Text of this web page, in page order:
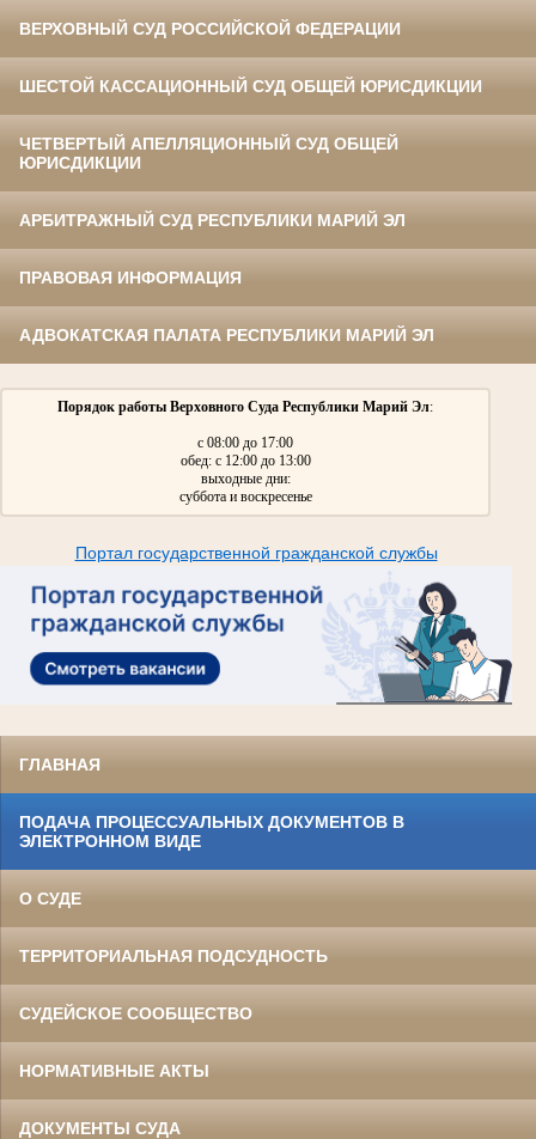
ВЕРХОВНЫЙ СУД РОССИЙСКОЙ ФЕДЕРАЦИИ
ШЕСТОЙ КАССАЦИОННЫЙ СУД ОБЩЕЙ ЮРИСДИКЦИИ
ЧЕТВЕРТЫЙ АПЕЛЛЯЦИОННЫЙ СУД ОБЩЕЙ
ЮРИСДИКЦИИ
АРБИТРАЖНЫЙ СУД РЕСПУБЛИКИ МАРИЙ ЭЛ
ПРАВОВАЯ ИНФОРМАЦИЯ
АДВОКАТСКАЯ ПАЛАТА РЕСПУБЛИКИ МАРИЙ ЭЛ
Порядок работы Верховного Суда Республики Марий Эл:
с 08:00 до 17:00
обед: с 12:00 до 13:00
выходные дни:
суббота и воскресенье
Портал государственной гражданской службы
ГЛАВНАЯ
ПОДАЧА ПРОЦЕССУАЛЬНЫХ ДОКУМЕНТОВ В
ЭЛЕКТРОННОМ ВИДЕ
О СУДЕ
ТЕРРИТОРИАЛЬНАЯ ПОДСУДНОСТЬ
СУДЕЙСКОЕ СООБЩЕСТВО
НОРМАТИВНЫЕ АКТЫ
ДОКУМЕНТЫ СУДА